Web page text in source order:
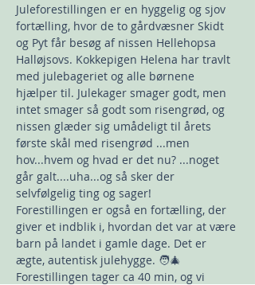
Juleforestillingen er en hyggelig og sjov
fortælling, hvor de to gårdvæsner Skidt
og Pyt får besøg af nissen Hellehopsa
Halløjsovs. Kokkepigen Helena har travlt
med julebageriet og alle børnene
hjælper til. Julekager smager godt, men
intet smager så godt som risengrød, og
nissen glæder sig umådeligt til årets
første skål med risengrød ...men
hov...hvem og hvad er det nu? ...noget
går galt....uha...og så sker der
selvfølgelig ting og sager!
Forestillingen er også en fortælling, der
giver et indblik i, hvordan det var at være
barn på landet i gamle dage. Det er
ægte, autentisk julehygge. 🧑‍🎄
Forestillingen tager ca 40 min, og vi